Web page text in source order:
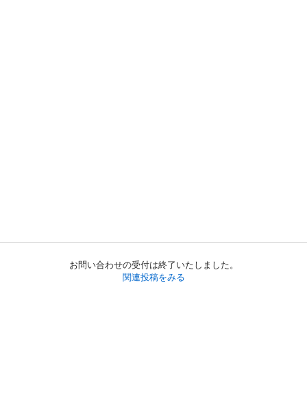
お問い合わせの受付は終了いたしました。
関連投稿をみる